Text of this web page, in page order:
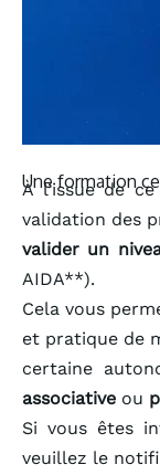
Une formation
À l’issue de
validation des
valider un
AIDA**).
Cela vous
et pratique de
certaine
associative ou
Si vous êtes
veuillez le